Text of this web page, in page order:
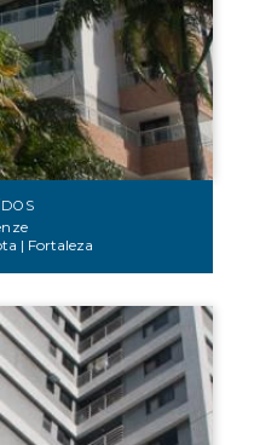
| Fortaleza